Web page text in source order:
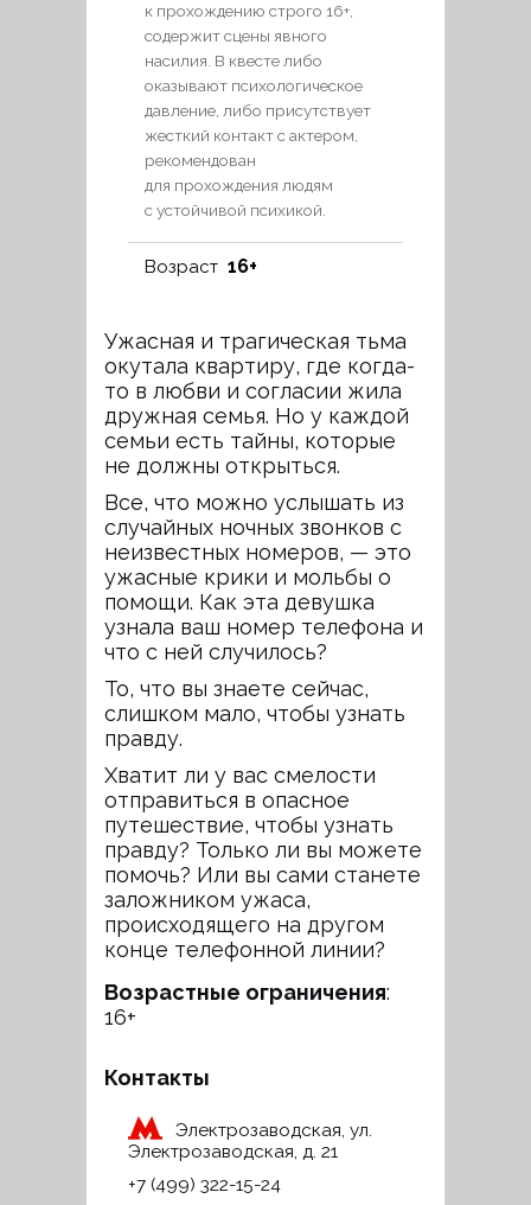
к прохождению строго 16+,
содержит сцены явного
насилия. В квесте либо
оказывают психологическое
давление, либо присутствует
жесткий контакт с актером,
рекомендован
для прохождения людям
с устойчивой психикой.
Возраст 16+
Ужасная и трагическая тьма
окутала квартиру, где когда-
то в любви и согласии жила
дружная семья. Но у каждой
семьи есть тайны, которые
не должны открыться.
Все, что можно услышать из
случайных ночных звонков с
неизвестных номеров, — это
ужасные крики и мольбы о
помощи. Как эта девушка
узнала ваш номер телефона и
что с ней случилось?
То, что вы знаете сейчас,
слишком мало, чтобы узнать
правду.
Хватит ли у вас смелости
отправиться в опасное
путешествие, чтобы узнать
правду? Только ли вы можете
помочь? Или вы сами станете
заложником ужаса,
происходящего на другом
конце телефонной линии?
Возрастные ограничения:
16+
Контакты
Электрозаводская, ул.
Электрозаводская, д. 21
+7 (499) 322-15-24